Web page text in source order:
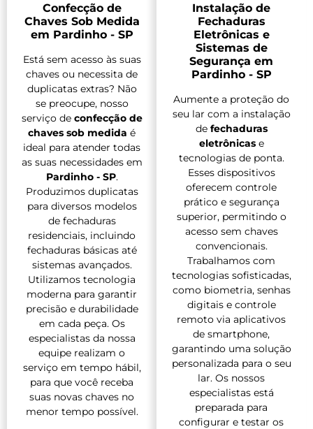
Confecção de
Chaves Sob Medida
em Pardinho - SP
Está sem acesso às suas
chaves ou necessita de
duplicatas extras? Não
se preocupe, nosso
serviço de confecção de
chaves sob medida é
ideal para atender todas
as suas necessidades em
Pardinho - SP.
Produzimos duplicatas
para diversos modelos
de fechaduras
residenciais, incluindo
fechaduras básicas até
sistemas avançados.
Utilizamos tecnologia
moderna para garantir
precisão e durabilidade
em cada peça. Os
especialistas da nossa
equipe realizam o
serviço em tempo hábil,
para que você receba
suas novas chaves no
menor tempo possível.
Instalação de
Fechaduras
Eletrônicas e
Sistemas de
Segurança em
Pardinho - SP
Aumente a proteção do
seu lar com a instalação
de fechaduras
eletrônicase
tecnologias de ponta.
Esses dispositivos
oferecem controle
prático e segurança
superior, permitindo o
acesso sem chaves
convencionais.
Trabalhamos com
tecnologias sofisticadas,
como biometria, senhas
digitais e controle
remoto via aplicativos
de smartphone,
garantindo uma solução
personalizada para o seu
lar. Os nossos
especialistas está
preparada para
configurar e testar os